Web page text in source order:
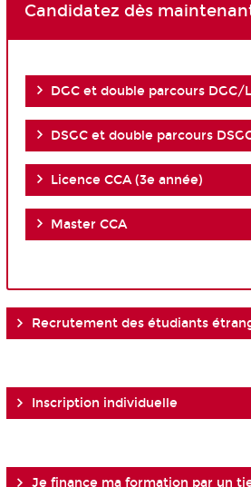
Candidatez dès
DGC et double parcours DGC/
DSGC et double parcours
Licence CCA (3e année)
Master CCA
Recrutement des étudiants
Inscription individuelle
Je finance ma formation par un